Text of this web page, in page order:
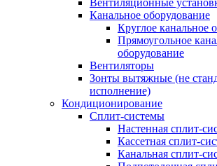
Вентиляционные
Канальное оборудование
Круглое канальное
Прямоугольное
оборудование
Вентиляторы
Зонты вытяжные (не
исполнение)
Кондиционирование
Сплит-системы
Настенная сплит-
Кассетная сплит-
Канальная сплит-